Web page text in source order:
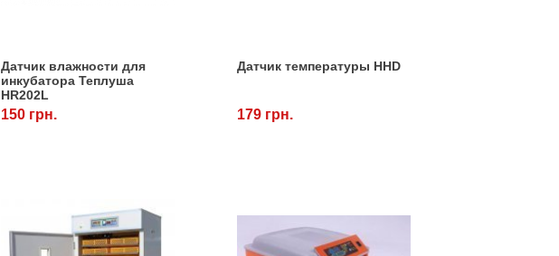
Датчик влажности для
инкубатора Теплуша
HR202L
150 грн.
Датчик температуры HHD
179 грн.